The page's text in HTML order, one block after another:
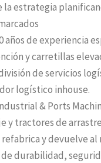
la estrategia
años de
y carretillas
de servicios
logístico inhouse.
& Ports
y tractores de
y devuelve
durabilidad,